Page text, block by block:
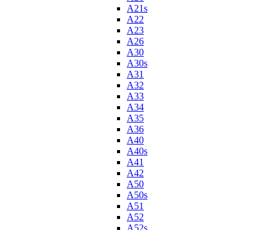
A21s
A22
A23
A26
A30
A30s
A31
A32
A33
A34
A35
A36
A40
A40s
A41
A42
A50
A50s
A51
A52
A52s